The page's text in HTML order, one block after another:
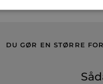
DU GØR EN STØRRE